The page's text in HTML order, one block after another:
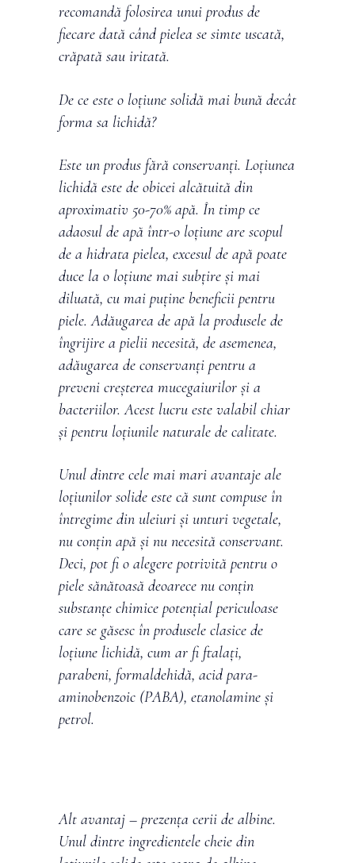
recomandă folosirea unui produs de
fiecare dată când pielea se simte uscată,
crăpată sau iritată.
De ce este o loțiune solidă mai bună decât
forma sa lichidă?
Este un produs fără conservanți. Loțiunea
lichidă este de obicei alcătuită din
aproximativ 50-70% apă. În timp ce
adaosul de apă într-o loțiune are scopul
de a hidrata pielea, excesul de apă poate
duce la o loțiune mai subțire și mai
diluată, cu mai puține beneficii pentru
piele. Adăugarea de apă la produsele de
îngrijire a pielii necesită, de asemenea,
adăugarea de conservanți pentru a
preveni creșterea mucegaiurilor și a
bacteriilor. Acest lucru este valabil chiar
și pentru loțiunile naturale de calitate.
Unul dintre cele mai mari avantaje ale
loțiunilor solide este că sunt compuse în
întregime din uleiuri și unturi vegetale,
nu conțin apă și nu necesită conservant.
Deci, pot fi o alegere potrivită pentru o
piele sănătoasă deoarece nu conțin
substanțe chimice potențial periculoase
care se găsesc în produsele clasice de
loțiune lichidă, cum ar fi ftalați,
parabeni, formaldehidă, acid para-
aminobenzoic (PABA), etanolamine și
petrol.
Alt avantaj – prezența cerii de albine.
Unul dintre ingredientele cheie din